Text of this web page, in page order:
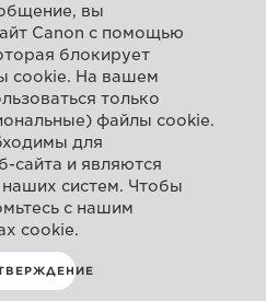
5,2 x 7,1 x 9,1 дюймов)
держателем
745 г
вы
Canon с помощью
блокирует
cookie. На вашем
только
файлы cookie.
для
сайта и являются
систем. Чтобы
с нашим
cookie.